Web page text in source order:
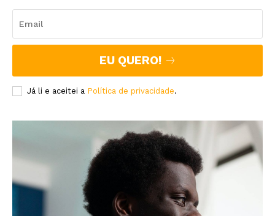
EU QUERO!
Já li e aceitei a Política de privacidade.